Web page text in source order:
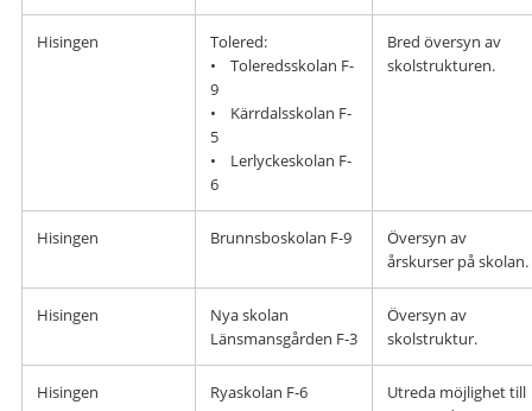
Hisingen
Tolered:
• Toleredsskolan F-
9
• Kärrdalsskolan F-
5
• Lerlyckeskolan F-
6
Bred översyn av
skolstrukturen.
Hisingen Brunnsboskolan F-9
Översyn av
årskurser på skolan.
Hisingen
Nya skolan
Länsmansgården F-3
Översyn av
skolstruktur.
Hisingen Ryaskolan F-6
Utreda möjlighet till